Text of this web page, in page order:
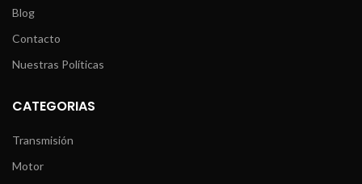
Blog
Contacto
Nuestras Políticas
CATEGORIAS
Transmisión
Motor